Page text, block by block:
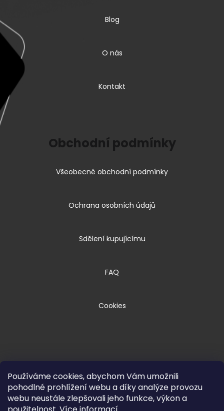
Používáme cookies, abychom Vám umožnili
pohodlné prohlížení webu a díky analýze provozu
webu neustále zlepšovali jeho funkce, výkon a
Blog
O nás
Kontakt
Obchodní podmínky
Všeobecné obchodní podmínky
Ochrana osobních údajů
Sdělení kupujícímu
FAQ
Cookies
Copyright 2026HPM TEC, s.r.o. . Všechna